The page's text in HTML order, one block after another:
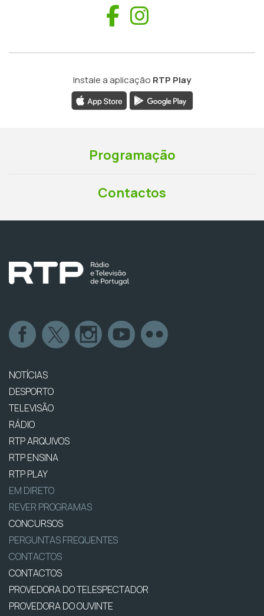
Facebook
Instale a aplicação RTP Play
Programação
Contactos
NOTÍCIAS
DESPORTO
TELEVISÃO
RÁDIO
RTP ARQUIVOS
RTP ENSINA
RTP PLAY
EM DIRETO
REVER PROGRAMAS
CONCURSOS
PERGUNTAS FREQUENTES
CONTACTOS
CONTACTOS
PROVEDORA DO TELESPECTADOR
PROVEDORA DO OUVINTE